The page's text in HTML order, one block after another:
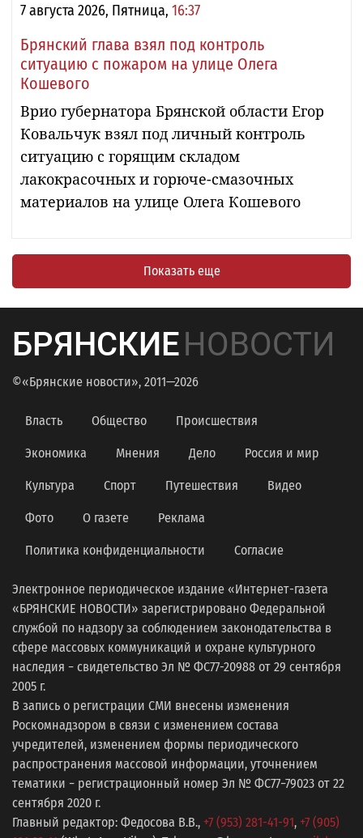
7 августа 2026, Пятница, 16:37
Брянский глава взял под контроль
ситуацию с пожаром на улице Олега
Кошевого
Врио губернатора Брянской области Егор
Ковальчук взял под личный контроль
ситуацию с горящим складом
лакокрасочных и горюче-смазочных
материалов на улице Олега Кошевого
Показать еще
БРЯНСКИЕНОВОСТИ
©«Брянские новости», 2011—2026
Власть Общество Происшествия
Экономика Мнения Дело Россия и мир
Культура Спорт Путешествия Видео
Фото О газете Реклама
Политика конфиденциальности Согласие
Электронное периодическое издание «Интернет-газета
«БРЯНСКИЕ НОВОСТИ» зарегистрировано Федеральной
службой по надзору за соблюдением законодательства в
сфере массовых коммуникаций и охране культурного
наследия − свидетельство Эл № ФС77-20988 от 29 сентября
2005 г.
В запись о регистрации СМИ внесены изменения
Роскомнадзором в связи с изменением состава
учредителей, изменением формы периодического
распространения массовой информации, уточнением
тематики − регистрационный номер Эл № ФС77−79023 от 22
сентября 2020 г.
Главный редактор: Федосова В.В., +7 (953) 281-41-91, +7 (905)